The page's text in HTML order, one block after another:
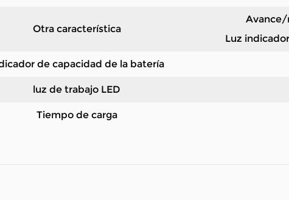
Otra característica
Avance/
Luz
de capacidad de la batería
luz de trabajo LED
Tiempo de carga